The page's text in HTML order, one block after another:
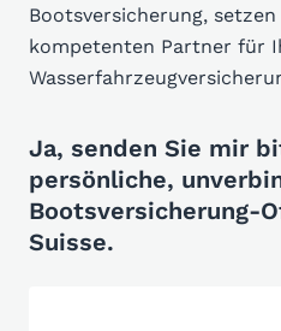
Bootsversicherung, setzen
kompetenten Partner für
Ja, senden Sie mir
persönliche,
Bootsversicherung-
Suisse.